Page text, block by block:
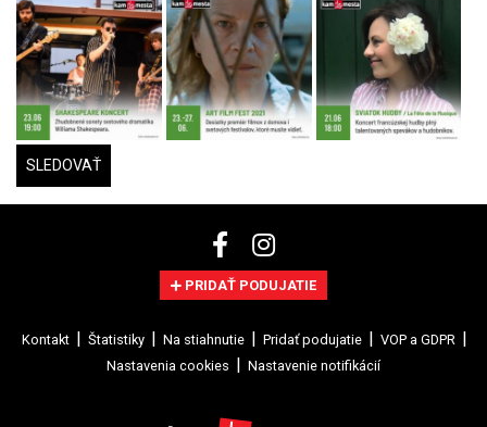
SLEDOVAŤ
PRIDAŤ PODUJATIE
Kontakt Štatistiky Na stiahnutie Pridať podujatie
VOP a GDPR
Nastavenia cookies
Nastavenie notifikácií